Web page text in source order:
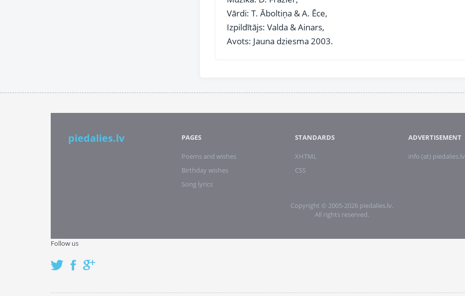
Vārdi: T. Āboltiņa & A. Ēce,
Izpildītājs: Valda & Ainars,
Avots: Jauna dziesma 2003.
piedalies.lv PAGES
Poems and wishes
Birthday wishes
Song lyrics
STANDARDS
XHTML
CSS
ADVERTISEMENT
info (at) piedalies.lv
Copyright © 2005-2026 piedalies.lv.
All rights reserved.
Follow us